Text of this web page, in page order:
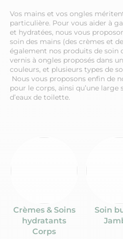
Vos mains et vos ongles
particulière. Pour vous aider à
et hydratées, nous vous
soin des mains (des crèmes et
également nos produits de soin
vernis à ongles proposés dans
couleurs, et plusieurs types de
Nous vous proposons enfin de
pour le corps, ainsi qu’une
d’eaux de toilette.
Crèmes & Soins
hydratants
Corps
Soin